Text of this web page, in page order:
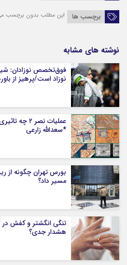
برچسب ها این مطلب بدون برچسب
نوشته های مشابه
فوق‌تخصص نوزادان: شیر
نوزاد است/پرهیز از
عملیات نصر
*سعدالله زارعی
بورس تهران چگونه از
مسیر داد؟
تنگی انگشتر و کفش در
هشدار جدی؟